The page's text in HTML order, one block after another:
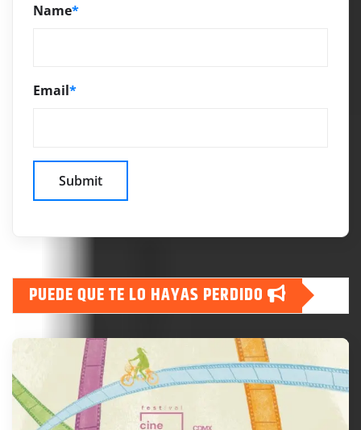
Name*
Email*
PUEDE QUE TE LO HAYAS PERDIDO